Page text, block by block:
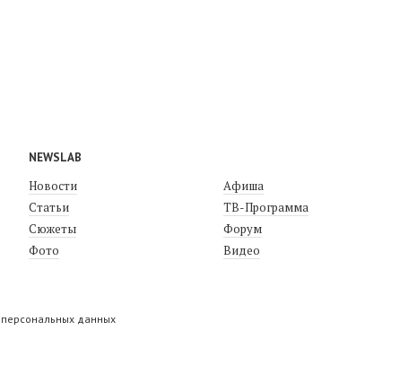
NEWSLAB
Новости
Статьи
Сюжеты
Фото
Афиша
ТВ-Программа
Форум
Видео
данных